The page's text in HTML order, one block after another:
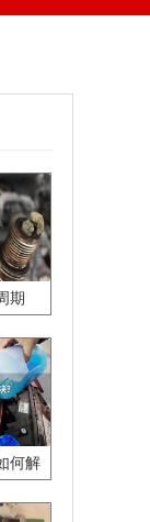
期
何解